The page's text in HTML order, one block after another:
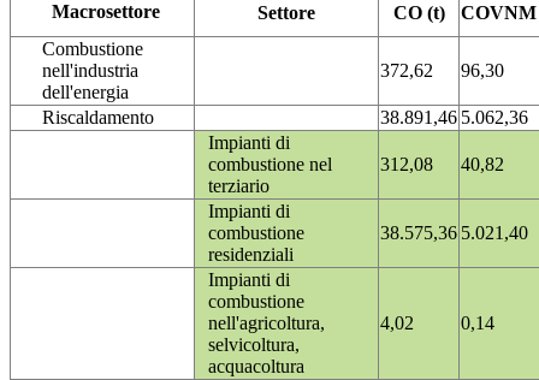
Macrosettore Settore CO (t)
COVNM
Combustione
nell'industria
dell'energia
372,62 96,30
Riscaldamento 38.891,46 5.062,36
Impianti di
combustione nel
terziario
312,08 40,82
Impianti di
combustione
residenziali
38.575,36 5.021,40
Impianti di
combustione
nell'agricoltura,
selvicoltura,
acquacoltura
4,02 0,14